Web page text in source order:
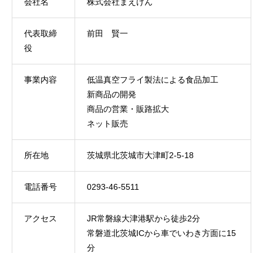
代表取締
役
前田 賢一
事業内容
低温真空フライ製法による食品加工
新商品の開発
商品の営業・販路拡大
ネット販売
所在地 茨城県北茨城市大津町2-5-18
電話番号 0293-46-5511
アクセス
JR常磐線大津港駅から徒歩2分
常磐道北茨城ICから車でいわき方面に15
分